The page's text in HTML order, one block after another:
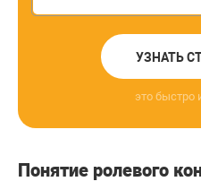
УЗНАТЬ
это быстро
Понятие ролевого